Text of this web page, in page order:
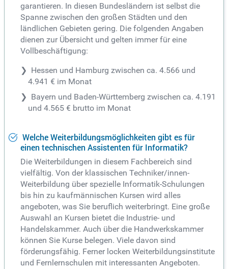
garantieren. In diesen Bundesländern ist selbst die
Spanne zwischen den großen Städten und den
ländlichen Gebieten gering. Die folgenden Angaben
dienen zur Übersicht und gelten immer für eine
Vollbeschäftigung:
Hessen und Hamburg zwischen ca. 4.566 und
4.941 € im Monat
Bayern und Baden-Württemberg zwischen ca. 4.191
und 4.565 € brutto im Monat
Welche Weiterbildungsmöglichkeiten gibt es für
einen technischen Assistenten für Informatik?
Die Weiterbildungen in diesem Fachbereich sind
vielfältig. Von der klassischen Techniker/innen-
Weiterbildung über spezielle Informatik-Schulungen
bis hin zu kaufmännischen Kursen wird alles
angeboten, was Sie beruflich weiterbringt. Eine große
Auswahl an Kursen bietet die Industrie- und
Handelskammer. Auch über die Handwerkskammer
können Sie Kurse belegen. Viele davon sind
förderungsfähig. Ferner locken Weiterbildungsinstitute
und Fernlernschulen mit interessanten Angeboten.